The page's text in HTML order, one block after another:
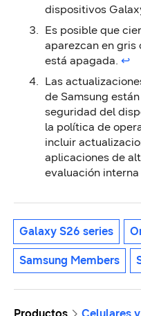
dispositivos
Es posible que
aparezcan en gris
está apagada. ↩︎
Las
de Samsung
seguridad del
la política de
incluir
aplicaciones de
evaluación interna
Galaxy S26 series
Samsung Members